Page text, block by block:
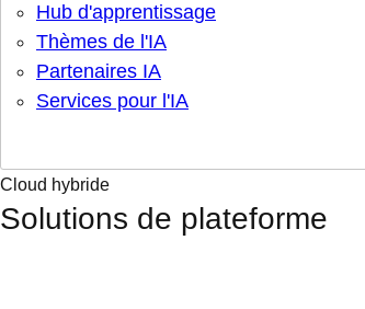
Hub d'apprentissage
Thèmes de l'IA
Partenaires IA
Services pour l'IA
Cloud hybride
Solutions de plateforme